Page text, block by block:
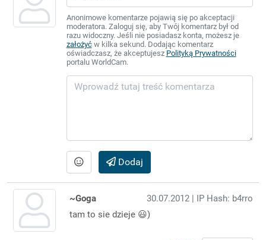
Anonimowe komentarze pojawią się po akceptacji
moderatora. Zaloguj się, aby Twój komentarz był od
razu widoczny. Jeśli nie posiadasz konta, możesz je
założyćw kilka sekund. Dodając komentarz
oświadczasz, że akceptujesz Polityką Prywatności
portalu WorldCam.
Dodaj
30.07.2012 | IP Hash: b4rro
~Goga
tam to sie dzieje 😃)